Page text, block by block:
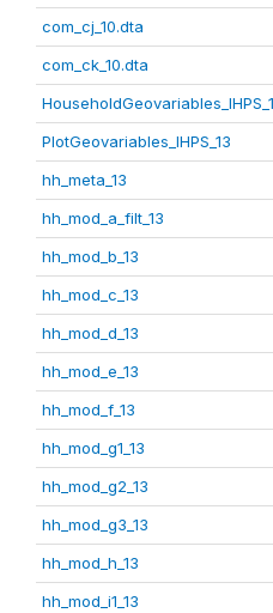
com_cj_10.dta
com_ck_10.dta
PlotGeovariables_IHPS_13
hh_meta_13
hh_mod_a_filt_13
hh_mod_b_13
hh_mod_c_13
hh_mod_d_13
hh_mod_e_13
hh_mod_f_13
hh_mod_g1_13
hh_mod_g2_13
hh_mod_g3_13
hh_mod_h_13
hh_mod_i1_13